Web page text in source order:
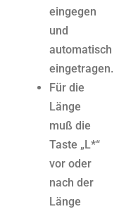
eingegen
und
automatisch
eingetragen.
Für die
Länge
muß die
Taste „L*“
vor oder
nach der
Länge